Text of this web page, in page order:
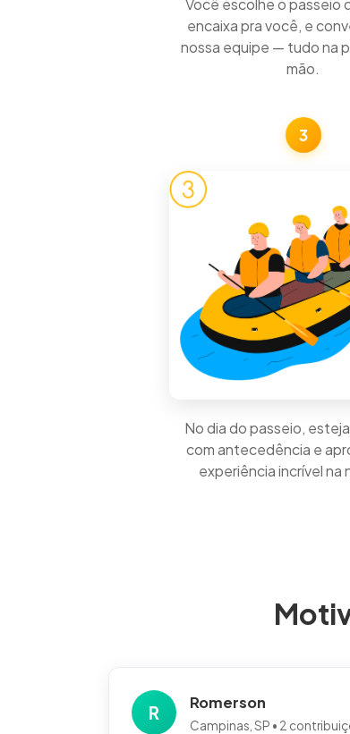
Você escolhe o passeio
encaixa pra você, e
nossa equipe — tudo na
mão.
3
No dia do passeio,
com antecedência e
experiência incrível na
R Romerson
Campinas, SP • 2